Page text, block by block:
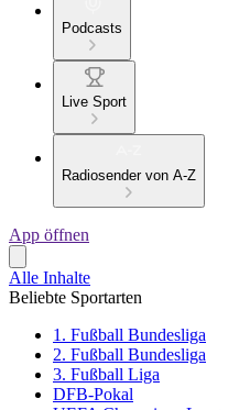
Podcasts
Live Sport
Radiosender von A-Z
App öffnen
Alle Inhalte
Beliebte Sportarten
1. Fußball Bundesliga
2. Fußball Bundesliga
3. Fußball Liga
DFB-Pokal